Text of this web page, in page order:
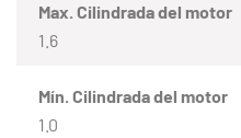
Max. Cilindrada del motor
1.6
Mín. Cilindrada del motor
1.0